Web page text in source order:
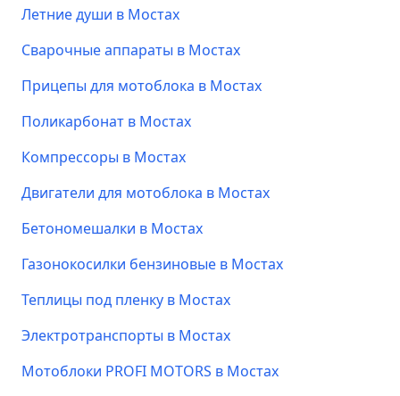
Летние души в Мостах
Сварочные аппараты в Мостах
Прицепы для мотоблока в Мостах
Поликарбонат в Мостах
Компрессоры в Мостах
Двигатели для мотоблока в Мостах
Бетономешалки в Мостах
Газонокосилки бензиновые в Мостах
Теплицы под пленку в Мостах
Электротранспорты в Мостах
Мотоблоки PROFI MOTORS в Мостах